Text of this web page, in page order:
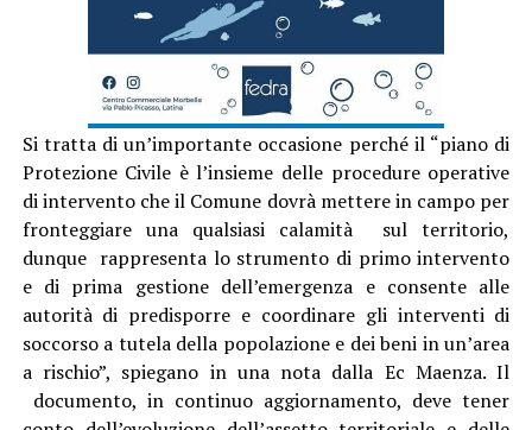
Si tratta di un’importante occasione perché il “piano di
Protezione Civile è l’insieme delle procedure operative
di intervento che il Comune dovrà mettere in campo per
fronteggiare una qualsiasi calamità sul territorio,
dunque rappresenta lo strumento di primo intervento
e di prima gestione dell’emergenza e consente alle
autorità di predisporre e coordinare gli interventi di
soccorso a tutela della popolazione e dei beni in un’area
a rischio”, spiegano in una nota dalla Ec Maenza. Il
documento, in continuo aggiornamento, deve tener